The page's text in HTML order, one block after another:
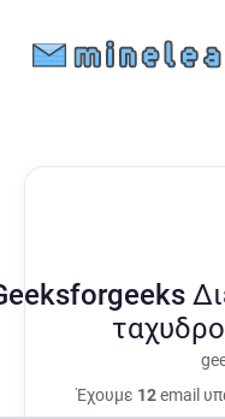
Έχουμε 12email